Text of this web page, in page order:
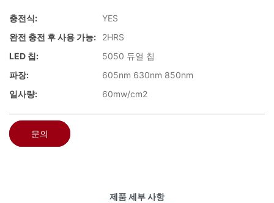
충전식:
YES
완전 충전 후 사용 가능:
2HRS
LED 칩:
5050 듀얼 칩
파장:
605nm 630nm 850nm
일사량:
60mw/cm2
문의
제품 세부 사항